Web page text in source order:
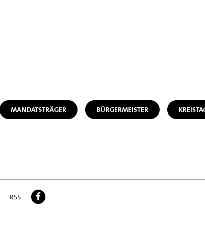
MANDATSTRÄGER BÜRGERMEISTER
RSS